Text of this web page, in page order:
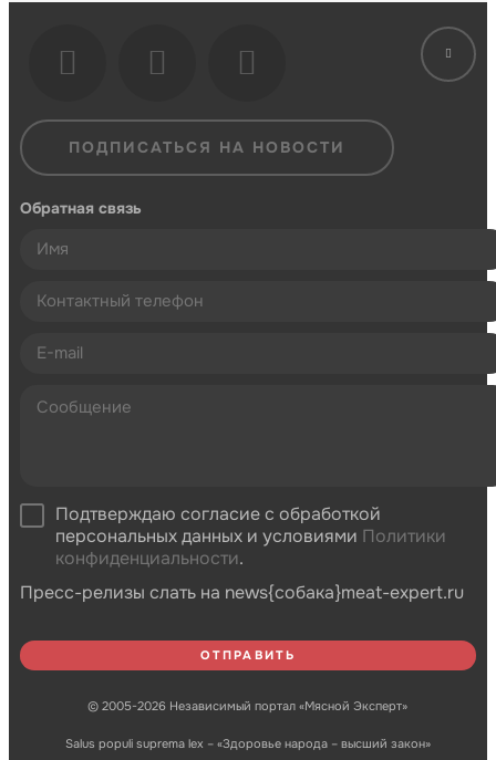
ПОДПИСАТЬСЯ НА НОВОСТИ
Обратная связь
Подтверждаю согласие с обработкой
персональных данных и условиями Политики
конфиденциальности.
Пресс-релизы слать на news{собака}meat-expert.ru
© 2005-2026 Независимый портал «Мясной Эксперт»
Salus populi suprema lex – «Здоровье народа – высший закон»